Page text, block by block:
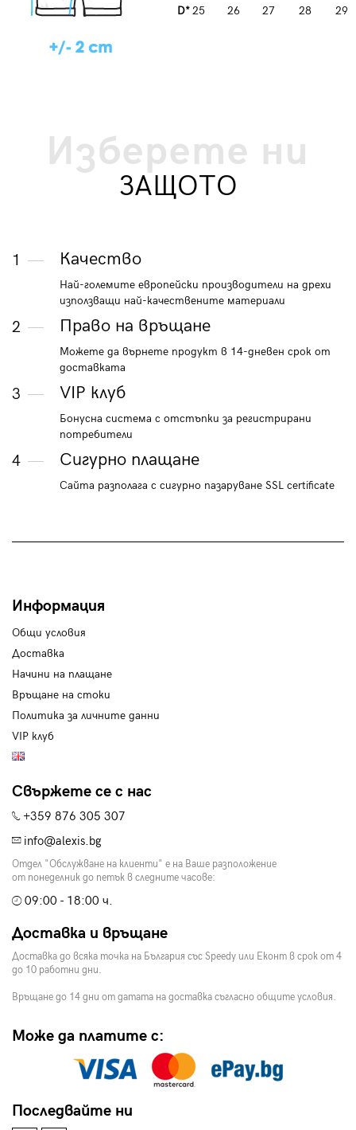
D*25 26 27 28 29
Изберете ни
ЗАЩОТО
1 Качество
Най-големите европейски производители на дрехи
използващи най-качествените материали
2 Право на връщане
Можете да върнете продукт в 14-дневен срок от
доставката
3 VIP клуб
Бонусна система с отстъпки за регистрирани
потребители
4 Сигурно плащане
Сайта разполага с сигурно пазаруване SSL certificate
Информация
Общи условия
Доставка
Начини на плащане
Връщане на стоки
Политика за личните данни
VIP клуб
Свържете се с нас
+359 876 305 307
info@alexis.bg
Отдел "Обслужване на клиенти" е на Ваше разположение
от понеделник до петък в следните часове:
09:00 - 18:00 ч.
Доставка и връщане
Доставка до всяка точка на България със Speedy или Еконт в срок от 4
до 10 работни дни.
Връщане до 14 дни от датата на доставка съгласно общите условия.
Може да платите с:
Последвайте ни